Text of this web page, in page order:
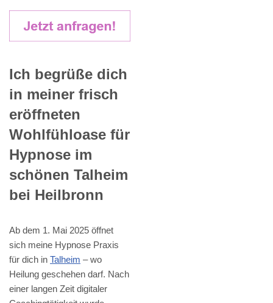
Ich begrüße dich
in meiner frisch
eröffneten
Wohlfühloase für
Hypnose im
schönen Talheim
bei Heilbronn
Ab dem 1. Mai 2025 öffnet
sich meine Hypnose Praxis
für dich in Talheim – wo
Heilung geschehen darf. Nach
einer langen Zeit digitaler